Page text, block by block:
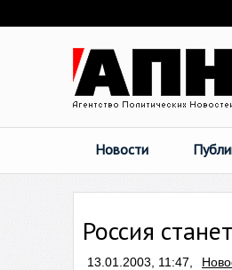
Новости
Россия
13.01.2003, 11:47,